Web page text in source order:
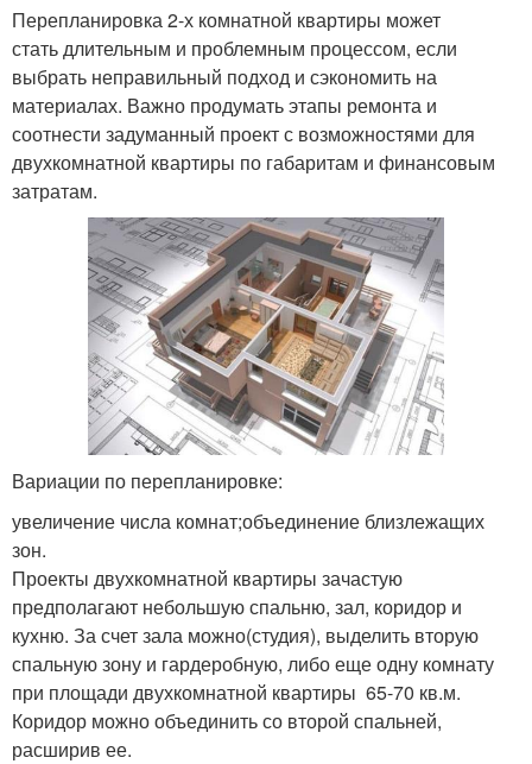
Перепланировка 2-х комнатной квартиры может
стать длительным и проблемным процессом, если
выбрать неправильный подход и сэкономить на
материалах. Важно продумать этапы ремонта и
соотнести задуманный проект с возможностями для
двухкомнатной квартиры по габаритам и финансовым
затратам.
Вариации по перепланировке:
увеличение числа комнат;объединение близлежащих
зон.
Проекты двухкомнатной квартиры зачастую
предполагают небольшую спальню, зал, коридор и
кухню. За счет зала можно(студия), выделить вторую
спальную зону и гардеробную, либо еще одну комнату
при площади двухкомнатной квартиры 65-70 кв.м.
Коридор можно объединить со второй спальней,
расширив ее.